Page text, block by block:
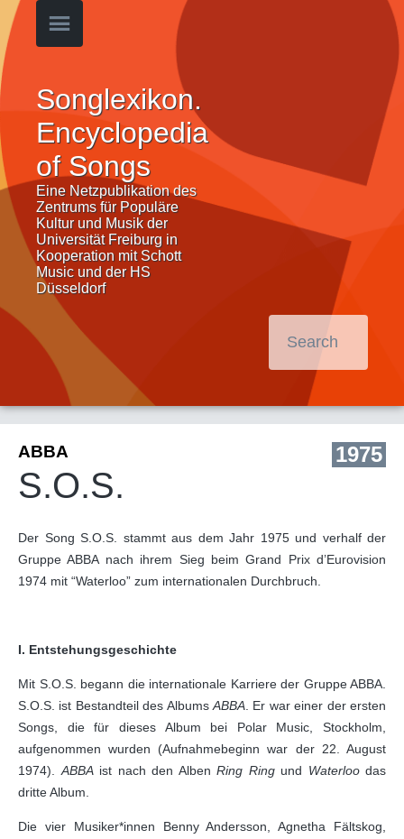
Songlexikon.
Encyclopedia
of Songs
Eine Netzpublikation des
Zentrums für Populäre
Kultur und Musik der
Universität Freiburg in
Kooperation mit Schott
Music und der HS
Düsseldorf
1975
ABBA
S.O.S.
Der Song S.O.S. stammt aus dem Jahr 1975 und verhalf der
Gruppe ABBA nach ihrem Sieg beim Grand Prix d’Eurovision
1974 mit “Waterloo” zum internationalen Durchbruch.
I. Entstehungsgeschichte
Mit S.O.S. begann die internationale Karriere der Gruppe ABBA.
S.O.S. ist Bestandteil des Albums ABBA . Er war einer der ersten
Songs, die für dieses Album bei Polar Music, Stockholm,
aufgenommen wurden (Aufnahmebeginn war der 22. August
1974). ABBAist nach den Alben Ring Ringund Waterloodas
dritte Album.
Die vier Musiker*innen Benny Andersson, Agnetha Fältskog,